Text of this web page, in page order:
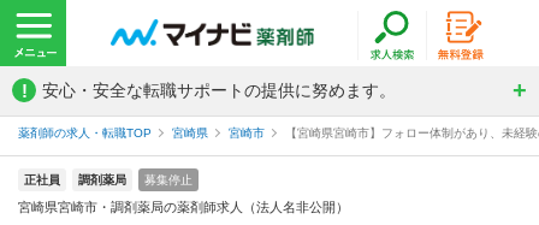
! 安心・安全な転職サポートの提供に努めます。
薬剤師の求人・転職TOP 宮崎県 宮崎市 【宮崎県宮崎市】フォロー体制があり、未経
正社員 調剤薬局 募集停止
宮崎県宮崎市・調剤薬局の薬剤師求人（法人名非公開）